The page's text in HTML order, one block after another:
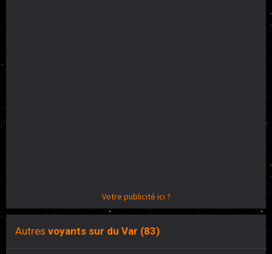
Votre publicité ici ?
Autres voyants sur du Var (83)